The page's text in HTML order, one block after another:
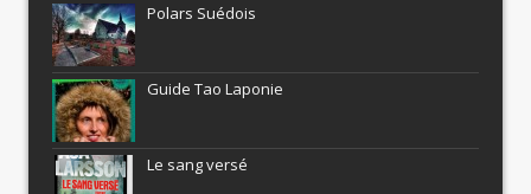
Polars Suédois
Guide Tao Laponie
Le sang versé